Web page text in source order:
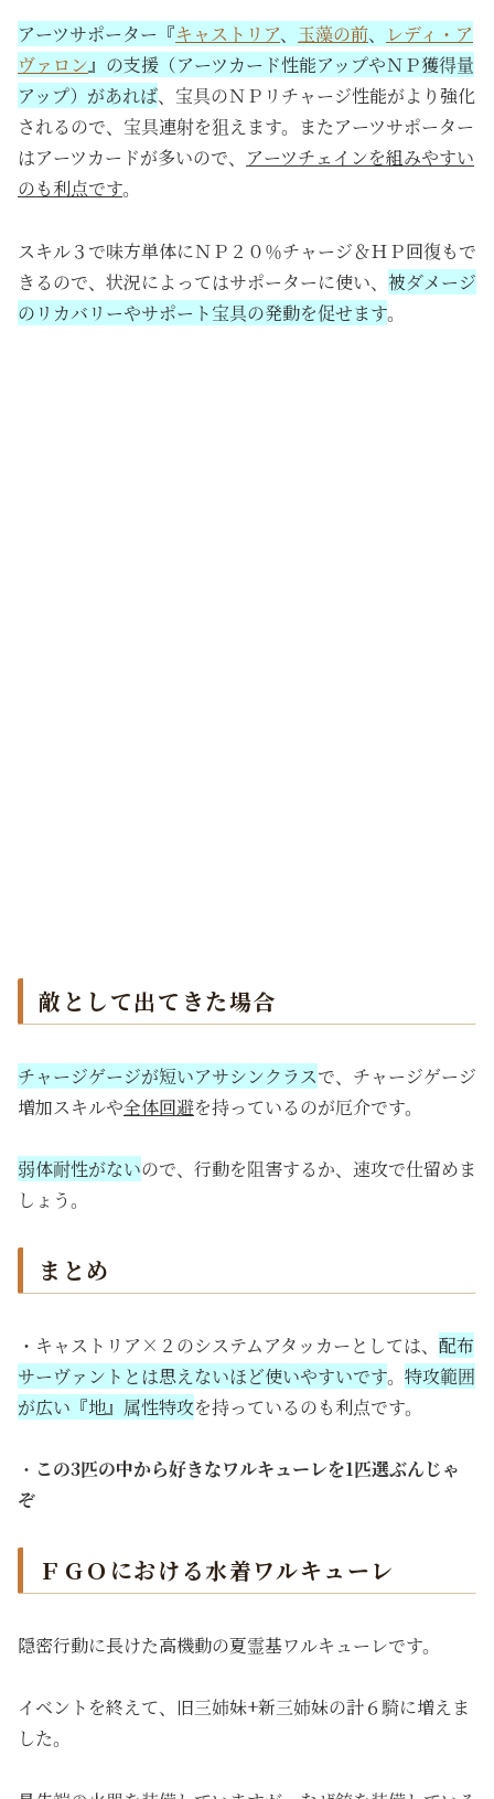
アーツサポーター『キャストリア、 玉藻の前、
レディ・ア
ヴァロン』の支援（アーツカード性能アップやＮＰ獲得量
アップ）があれば、宝具のＮＰリチャージ性能がより強化
されるので、宝具連射を狙えます。またアーツサポーター
はアーツカードが多いので、 アーツチェインを組みやすい
のも利点です。
スキル３で味方単体にＮＰ２０％チャージ＆ＨＰ回復もで
きるので、状況によってはサポーターに使い、 被ダメージ
のリカバリーやサポート宝具の発動を促せます。
敵として出てきた場合
チャージゲージが短いアサシンクラスで、チャージゲージ
増加スキルや全体回避を持っているのが厄介です。
弱体耐性がないので、行動を阻害するか、速攻で仕留めま
しょう。
まとめ
・キャストリア×２のシステムアタッカーとしては、 配布
サーヴァントとは思えないほど使いやすいです。 特攻範囲
が広い『地』属性特攻を持っているのも利点です。
・ この3匹の中から好きなワルキューレを1匹選ぶんじゃ
ぞ
ＦＧＯにおける水着ワルキューレ
隠密行動に長けた高機動の夏霊基ワルキューレです。
イベントを終えて、旧三姉妹+新三姉妹の計６騎に増えま
した。